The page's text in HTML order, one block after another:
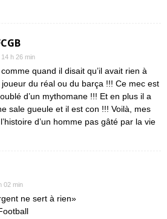
h 26 min
comme quand il disait qu’il avait rien à
du réal ou du barça !!! Ce mec est
d’un mythomane !!! Et en plus il a
sale gueule et il est con !!! Voilà, mes
d’un homme pas gâté par la vie
02 min
ne sert à rien»